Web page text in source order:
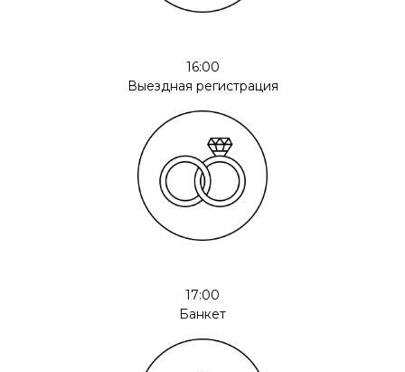
16:00
Выездная регистрация
17:00
Банкет